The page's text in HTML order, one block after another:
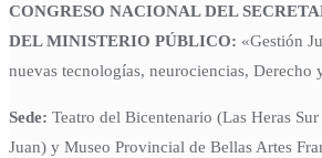
CONGRESO NACIONAL DEL
DEL MINISTERIO PÚBLICO: «Gestión
nuevas tecnologías, neurociencias, Derecho
Sede: Teatro del Bicentenario (Las Heras
Juan) y Museo Provincial de Bellas Artes